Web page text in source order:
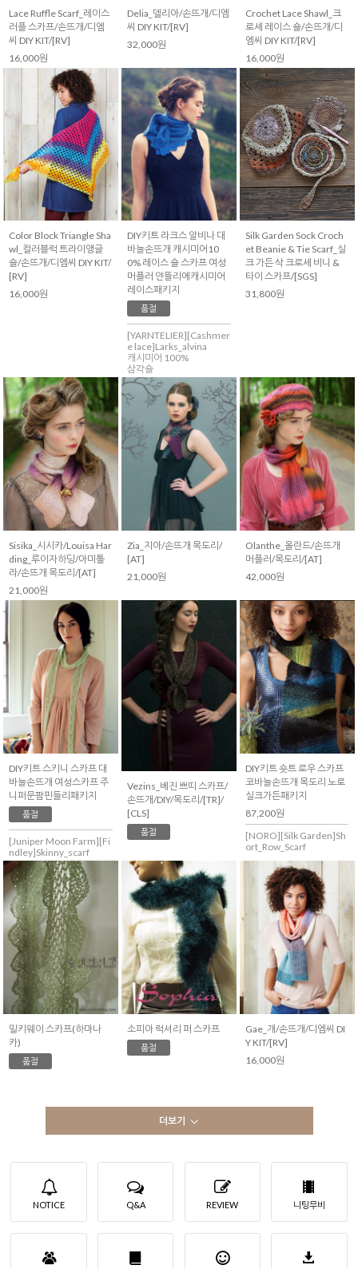
Lace Ruffle Scarf_레이스
러플 스카프/손뜨개/디엠
씨 DIY KIT/[RV]
16,000원
Delia_델리아/손뜨개/디엠
씨 DIY KIT/[RV]
32,000원
Crochet Lace Shawl_크
로셰 레이스 숄/손뜨개/디
엠씨 DIY KIT/[RV]
16,000원
Color Block Triangle Sha
wl_컬러블럭 트라이앵글
숄/손뜨개/디엠씨 DIY KIT/
[RV]
16,000원
DIY키트 라크스 알비나 대
바늘손뜨개 캐시미어10
0% 레이스 숄 스카프 여성
머플러 얀뜰리에캐시미어
레이스패키지
품절
[YARNTELIER][Cashmer
e lace]Larks_alvina
캐시미어 100%
삼각숄
Silk Garden Sock Croch
et Beanie & Tie Scarf_실
크 가든 삭 크로셰 비니 &
타이 스카프/[SGS]
31,800원
Sisika_시시카/Louisa Har
ding_루이자하딩/아미톨
라/손뜨개 목도리/[AT]
21,000원
Zia_지아/손뜨개 목도리/
[AT]
21,000원
Olanthe_올란드/손뜨개
머플러/목도리/[AT]
42,000원
DIY키트 스키니 스카프 대
바늘손뜨개 여성스카프 주
니퍼문팜핀들리패키지
품절
[Juniper Moon Farm][Fi
ndley]Skinny_scarf
Vezins_베진 쁘띠 스카프/
손뜨개/DIY/목도리/[TR]/
[CLS]
품절
DIY키트 숏트 로우 스카프
코바늘손뜨개 목도리 노로
실크가든패키지
87,200원
[NORO][Silk Garden]Sh
ort_Row_Scarf
밀키웨이 스카프(하마나
카)
품절
소피아 럭셔리 퍼 스카프
품절
Gae_개/손뜨개/디엠씨 DI
Y KIT/[RV]
16,000원
더보기
NOTICE Q&A REVIEW 니팅무비